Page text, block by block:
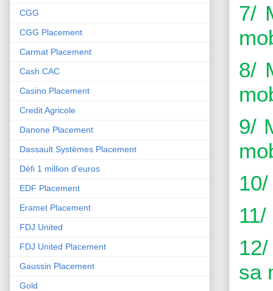
7/
8/
9/
sa
CGG
CGG Placement
Carmat Placement
Cash CAC
Casino Placement
Credit Agricole
Danone Placement
Dassault Systèmes Placement
Défi 1 million d'euros
EDF Placement
Eramet Placement
FDJ United
FDJ United Placement
Gaussin Placement
Gold